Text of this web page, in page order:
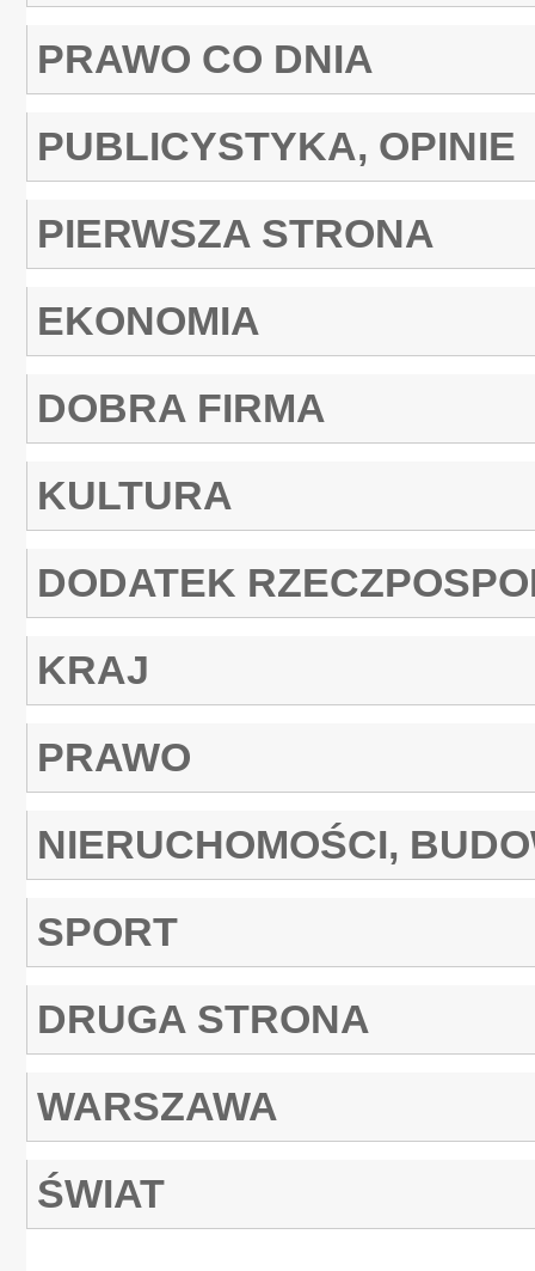
PRAWO CO DNIA
PUBLICYSTYKA, OPINIE
PIERWSZA STRONA
EKONOMIA
DOBRA FIRMA
KULTURA
DODATEK
KRAJ
PRAWO
NIERUCHOMOŚCI,
SPORT
DRUGA STRONA
WARSZAWA
ŚWIAT